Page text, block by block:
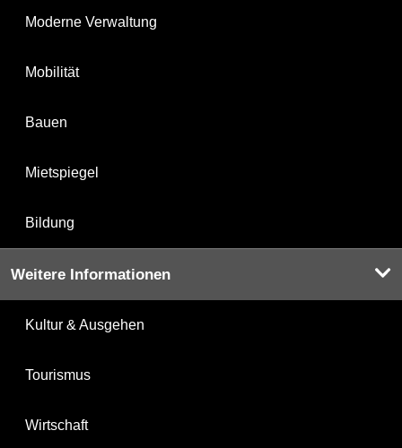
Moderne Verwaltung
Mobilität
Bauen
Mietspiegel
Bildung
Weitere Informationen
Kultur & Ausgehen
Tourismus
Wirtschaft